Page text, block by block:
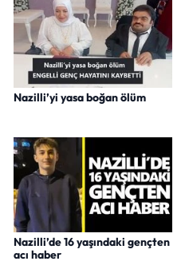
Nazilli’yi yasa boğan ölüm
Nazilli’de 16 yaşındaki gençten
acı haber